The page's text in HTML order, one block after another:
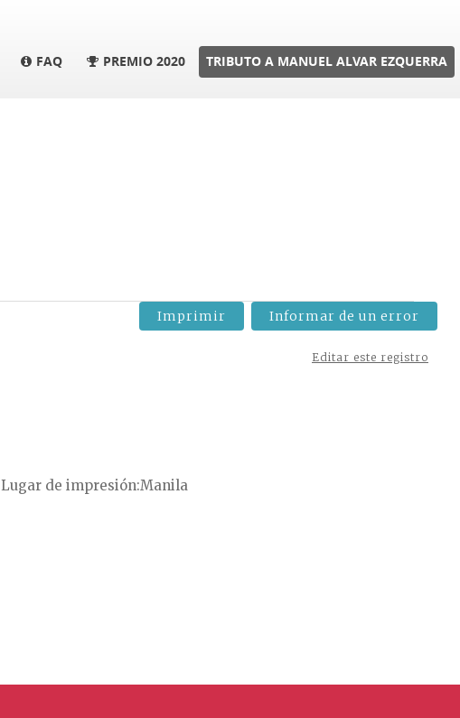
FAQ PREMIO 2020 TRIBUTO A MANUEL ALVAR EZQUERRA
Imprimir Informar de un error
Editar este registro
Lugar de impresión Manila